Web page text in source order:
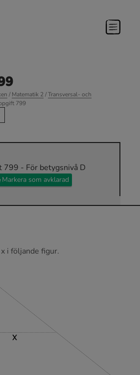
/Matematik 2/Transversal- och
799
799 - För betygsnivå D
Markera som avklarad
i följande figur.